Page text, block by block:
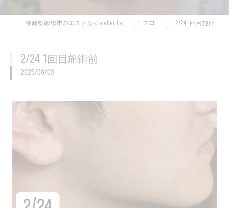
ブログ 2/24 1回目施術前
2/24 1回目施術前
2025/08/03